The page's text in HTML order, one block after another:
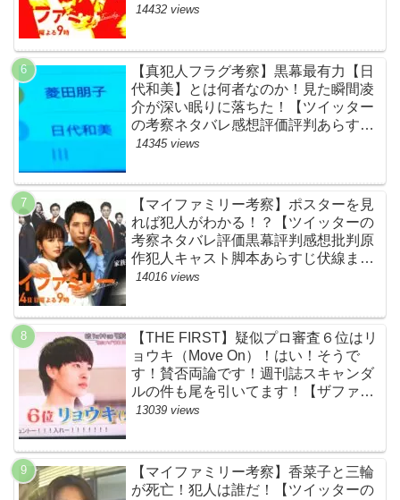
本あらすじ伏線まとめ】
14432 views
【真犯人フラグ考察】黒幕最有力【日
代和美】とは何者なのか！見た瞬間凌
介が深い眠りに落ちた！【ツイッター
の考察ネタバレ感想評価評判あらすじ
原作犯人キャスト黒幕伏線まとめ】
14345 views
【マイファミリー考察】ポスターを見
れば犯人がわかる！？【ツイッターの
考察ネタバレ評価黒幕評判感想批判原
作犯人キャスト脚本あらすじ伏線まと
め】
14016 views
【THE FIRST】疑似プロ審査６位はリ
ョウキ（Move On）！はい！そうで
す！賛否両論です！週刊誌スキャンダ
ルの件も尾を引いてます！【ザファー
スト・ネットのネタバレ感想考察まと
13039 views
【マイファミリー考察】香菜子と三輪
が死亡！犯人は誰だ！【ツイッターの